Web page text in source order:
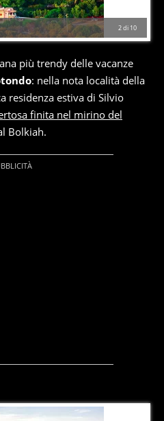
2di 10
più trendy delle vacanze
: nella nota località della
residenza estiva di Silvio
finita nel mirino del
Bolkiah.